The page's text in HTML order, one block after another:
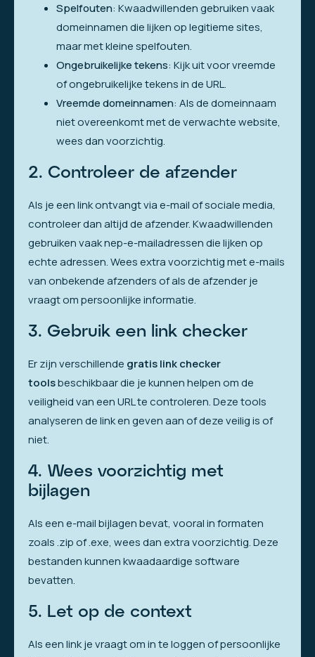
Spelfouten: Kwaadwillenden gebruiken vaak
domeinnamen die lijken op legitieme sites,
maar met kleine spelfouten.
Ongebruikelijke tekens: Kijk uit voor vreemde
of ongebruikelijke tekens in de URL.
Vreemde domeinnamen: Als de domeinnaam
niet overeenkomt met de verwachte website,
wees dan voorzichtig.
2. Controleer de afzender
Als je een link ontvangt via e-mail of sociale media,
controleer dan altijd de afzender. Kwaadwillenden
gebruiken vaak nep-e-mailadressen die lijken op
echte adressen. Wees extra voorzichtig met e-mails
van onbekende afzenders of als de afzender je
vraagt om persoonlijke informatie.
3. Gebruik een link checker
Er zijn verschillende gratis link checker
toolsbeschikbaar die je kunnen helpen om de
veiligheid van een URL te controleren. Deze tools
analyseren de link en geven aan of deze veilig is of
niet.
4. Wees voorzichtig met
bijlagen
Als een e-mail bijlagen bevat, vooral in formaten
zoals .zip of .exe, wees dan extra voorzichtig. Deze
bestanden kunnen kwaadaardige software
bevatten.
5. Let op de context
Als een link je vraagt om in te loggen of persoonlijke